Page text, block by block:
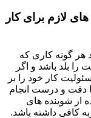
لازم برای کار
هر گونه کاری که
بلد باشد و اگر
کار خود را بر
دقت و درست انجام
از شوینده های
کافی داشته باشد.